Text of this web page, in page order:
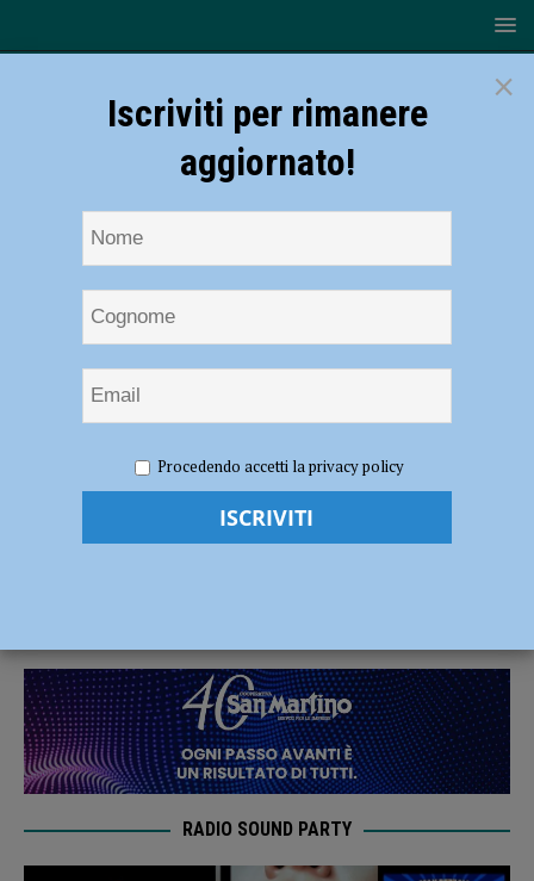
le Donne, a Ponte dell’Olio il 1 dicembre.
Un Ponte per le Donne, a Ponte dell’Olio il
RADIO SOUND PARTY
×
Iscriviti per rimanere
aggiornato!
Procedendo accetti la privacy policy